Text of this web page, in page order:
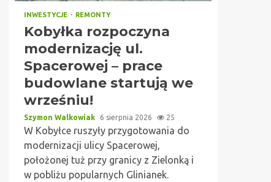
INWESTYCJE REMONTY
Kobyłka rozpoczyna
modernizację ul.
Spacerowej – prace
budowlane startują we
wrześniu!
Szymon Walkowiak 6 sierpnia 2026 25
W Kobyłce ruszyły przygotowania do
modernizacji ulicy Spacerowej,
położonej tuż przy granicy z Zielonką i
w pobliżu popularnych Glinianek.